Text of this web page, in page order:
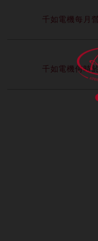
千如電機每月
千如電機何時